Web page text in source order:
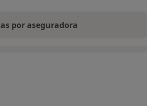
por aseguradora